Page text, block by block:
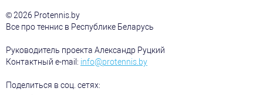
© 2026 Protennis.by
Все про теннис в Республике Беларусь
Руководитель проекта Александр Руцкий
Контактный e-mail: info@protennis.by
Поделиться в соц. сетях: